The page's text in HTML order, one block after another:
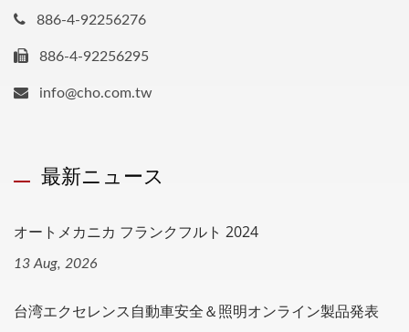
886-4-92256276
886-4-92256295
info@cho.com.tw
最新ニュース
オートメカニカ フランクフルト 2024
13 Aug, 2026
台湾エクセレンス自動車安全＆照明オンライン製品発表